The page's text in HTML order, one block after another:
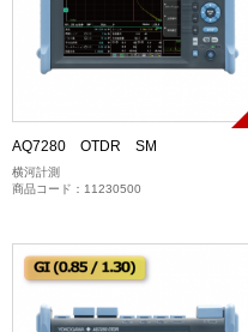
AQ7280 OTDR SM
横河計測
商品コード：11230500